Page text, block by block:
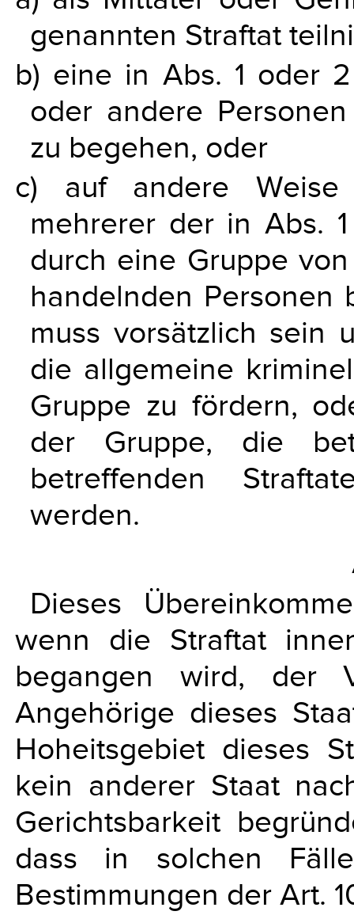
genannten Straftat
b) eine in Abs. 1 oder
oder andere
zu begehen, oder
c) auf andere
mehrerer der in Abs.
durch eine Gruppe
handelnden Personen
muss vorsätzlich sein
die allgemeine
Gruppe zu fördern,
der Gruppe, die
betreffenden
werden.
Dieses
wenn die Straftat
begangen wird, der
Angehörige dieses
Hoheitsgebiet dieses
kein anderer Staat
Gerichtsbarkeit
dass in solchen
Bestimmungen der Art.